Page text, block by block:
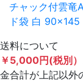
チャック付雲竜
ド袋 白 90×145
送料について
￥5,000円(税別
金合計が上記以外